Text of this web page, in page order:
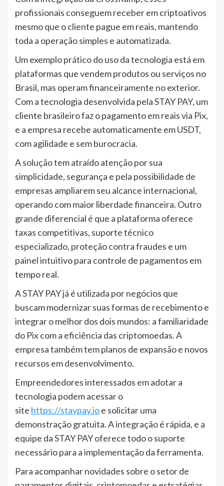
profissionais conseguem receber em criptoativos
mesmo que o cliente pague em reais, mantendo
toda a operação simples e automatizada.
Um exemplo prático do uso da tecnologia está em
plataformas que vendem produtos ou serviços no
Brasil, mas operam financeiramente no exterior.
Com a tecnologia desenvolvida pela STAY PAY, um
cliente brasileiro faz o pagamento em reais via Pix,
e a empresa recebe automaticamente em USDT,
com agilidade e sem burocracia.
A solução tem atraído atenção por sua
simplicidade, segurança e pela possibilidade de
empresas ampliarem seu alcance internacional,
operando com maior liberdade financeira. Outro
grande diferencial é que a plataforma oferece
taxas competitivas, suporte técnico
especializado, proteção contra fraudes e um
painel intuitivo para controle de pagamentos em
tempo real.
A STAY PAY já é utilizada por negócios que
buscam modernizar suas formas de recebimento e
integrar o melhor dos dois mundos: a familiaridade
do Pix com a eficiência das criptomoedas. A
empresa também tem planos de expansão e novos
recursos em desenvolvimento.
Empreendedores interessados em adotar a
tecnologia podem acessar o
site https://staypay.ioe solicitar uma
demonstração gratuita. A integração é rápida, e a
equipe da STAY PAY oferece todo o suporte
necessário para a implementação da ferramenta.
Para acompanhar novidades sobre o setor de